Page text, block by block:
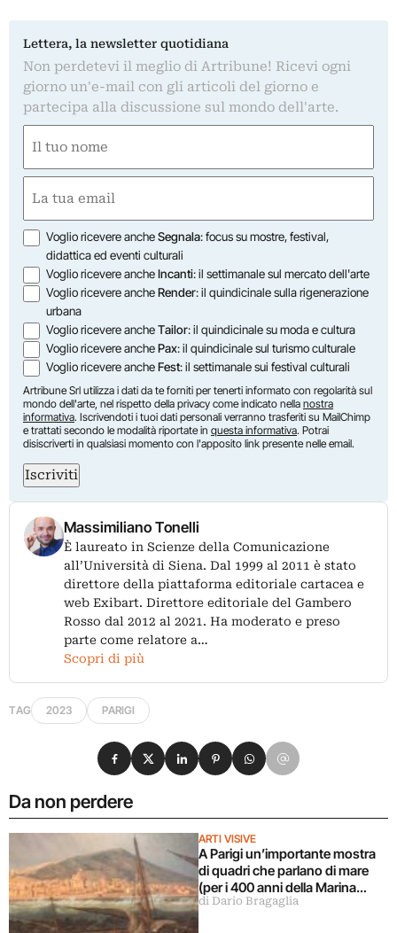
Lettera, la newsletter quotidiana
Non perdetevi il meglio di Artribune! Ricevi ogni
giorno un'e-mail con gli articoli del giorno e
partecipa alla discussione sul mondo dell'arte.
(Required)
First
(Required)
Opzioni
Voglio ricevere ancheSegnala: focus su mostre, festival,
didattica ed eventi culturali
Voglio ricevere ancheIncanti: il settimanale sul mercato dell'arte
Voglio ricevere ancheRender: il quindicinale sulla rigenerazione
urbana
Voglio ricevere ancheTailor: il quindicinale su moda e cultura
Voglio ricevere anchePax: il quindicinale sul turismo culturale
Voglio ricevere ancheFest: il settimanale sui festival culturali
Artribune Srl utilizza i dati da te forniti per tenerti informato con regolarità sul
mondo dell'arte, nel rispetto della privacy come indicato nella nostra
informativa. Iscrivendoti i tuoi dati personali verranno trasferiti su MailChimp
e trattati secondo le modalità riportate in questa informativa. Potrai
disiscriverti in qualsiasi momento con l'apposito link presente nelle email.
Iscriviti
Massimiliano Tonelli
È laureato in Scienze della Comunicazione
all’Università di Siena. Dal 1999 al 2011 è stato
direttore della piattaforma editoriale cartacea e
web Exibart. Direttore editoriale del Gambero
Rosso dal 2012 al 2021. Ha moderato e preso
parte come relatore a…
Scopri di più
TAG 2023 PARIGI
Da non perdere
ARTI VISIVE
A Parigi un’importante mostra
di quadri che parlano di mare
(per i 400 anni della Marina
Francese)
di Dario Bragaglia
Condividi su Facebook
Condividi su X
Condividi su LinkedIn
Condividi su Pinterest
Condividi su WhatsApp
Condividi su Email